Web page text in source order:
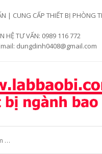
| CUNG CẤP THIẾT BỊ PHÒNG
HỆ TƯ VẤN: 0989 116 772
dungdinh0408@gmail.com